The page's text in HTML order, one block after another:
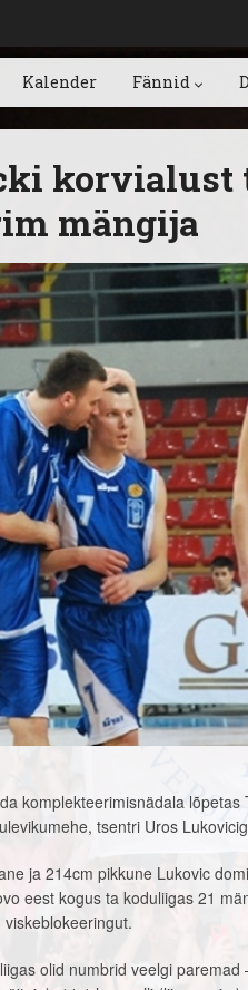
Kalender Fännid
korvialust
mängija
komplekteerimisnädala
tsentri Uros
ja 214cm pikkune Lukovic
eest kogus ta koduliigas 21
viskeblokeeringut.
olid numbrid veelgi